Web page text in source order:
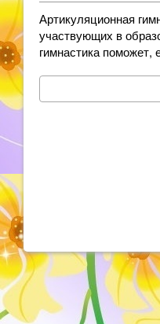
Артикуляционная
участвующих в
гимнастика поможет,